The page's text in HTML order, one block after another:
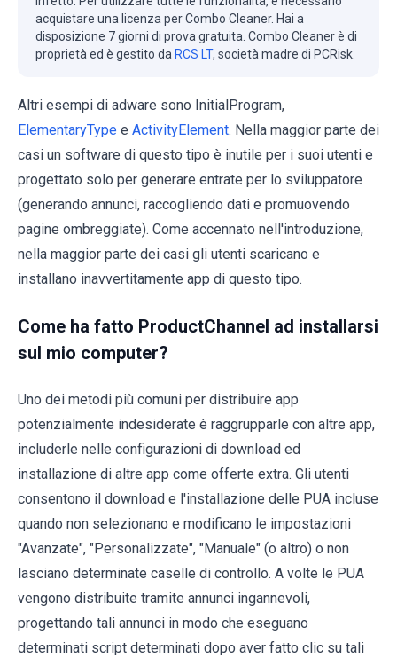
acquistare una licenza per Combo Cleaner. Hai a
disposizione 7 giorni di prova gratuita. Combo Cleaner è di
proprietà ed è gestito da RCS LT, società madre di PCRisk.
Altri esempi di adware sono InitialProgram,
ElementaryType e ActivityElement. Nella maggior parte dei
casi un software di questo tipo è inutile per i suoi utenti e
progettato solo per generare entrate per lo sviluppatore
(generando annunci, raccogliendo dati e promuovendo
pagine ombreggiate). Come accennato nell'introduzione,
nella maggior parte dei casi gli utenti scaricano e
installano inavvertitamente app di questo tipo.
Come ha fatto ProductChannel ad installarsi
sul mio computer?
Uno dei metodi più comuni per distribuire app
potenzialmente indesiderate è raggrupparle con altre app,
includerle nelle configurazioni di download ed
installazione di altre app come offerte extra. Gli utenti
consentono il download e l'installazione delle PUA incluse
quando non selezionano e modificano le impostazioni
"Avanzate", "Personalizzate", "Manuale" (o altro) o non
lasciano determinate caselle di controllo. A volte le PUA
vengono distribuite tramite annunci ingannevoli,
progettando tali annunci in modo che eseguano
determinati script determinati dopo aver fatto clic su tali